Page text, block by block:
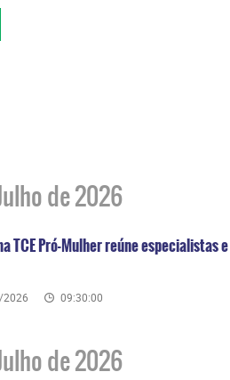
de 2026
TCE Pró-Mulher reúne
09:30:00
de 2026